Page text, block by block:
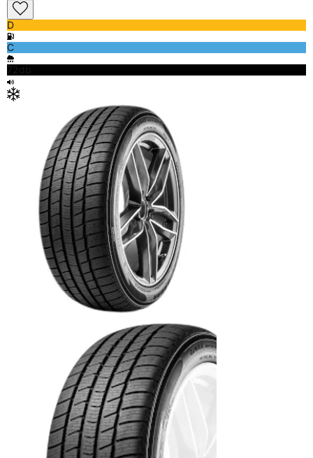
D
C
72db